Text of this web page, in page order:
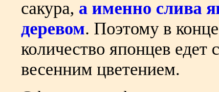
сакура, а именно слива
деревом. Поэтому в
количество японцев
весенним цветением.